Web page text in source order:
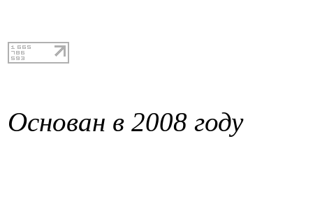
Основан в 2008 году